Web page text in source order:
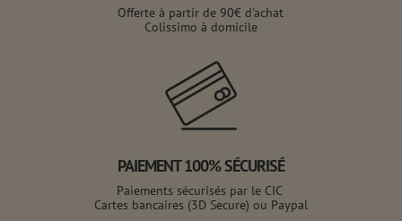
Offerte à partir de 90€ d'achat
Colissimo à domicile
PAIEMENT 100% SÉCURISÉ
Paiements sécurisés par le CIC
Cartes bancaires (3D Secure) ou Paypal